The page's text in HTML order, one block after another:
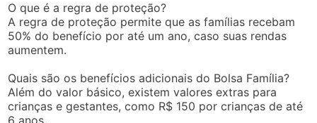
O que é a regra de proteção?
A regra de proteção permite que as famílias recebam
50% do benefício por até um ano, caso suas rendas
aumentem.
Quais são os benefícios adicionais do Bolsa Família?
Além do valor básico, existem valores extras para
crianças e gestantes, como R$ 150 por crianças de até